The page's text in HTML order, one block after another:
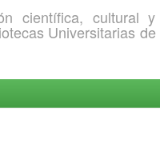
científica, cultural y
Universitarias de